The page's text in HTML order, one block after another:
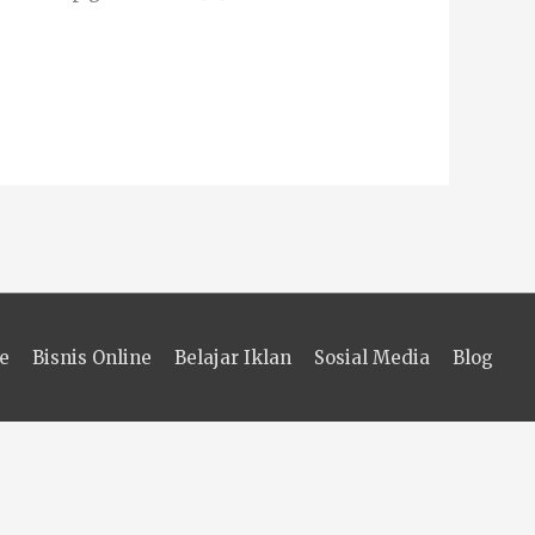
Bisnis Online Belajar Iklan Sosial Media Blog